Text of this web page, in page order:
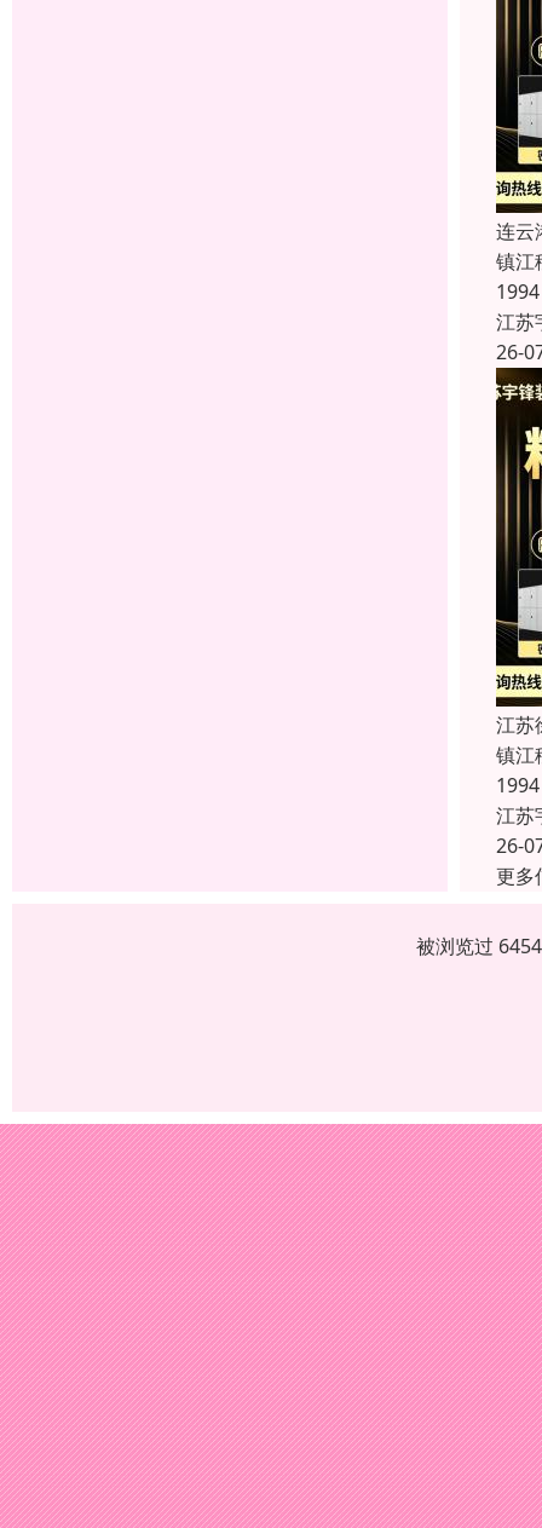
连云
镇江
江苏
26-
江苏
镇江
江苏
26-
更多
被浏览过